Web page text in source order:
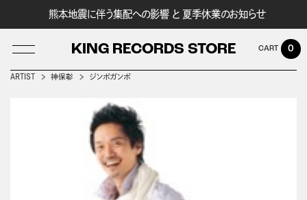
熊本地震に伴う集配への影響 と 夏季休業のお知らせ
KING RECORDS STORE 0
ARTIST 神保彰 ジンボガンボ